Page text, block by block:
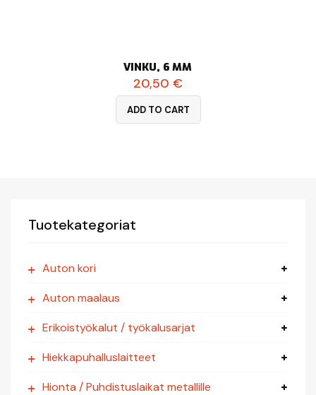
VINKU, 6 MM
20,50 €
ADD TO CART
Tuotekategoriat
Auton kori
Auton maalaus
Erikoistyökalut / työkalusarjat
Hiekkapuhalluslaitteet
Hionta / Puhdistuslaikat metallille